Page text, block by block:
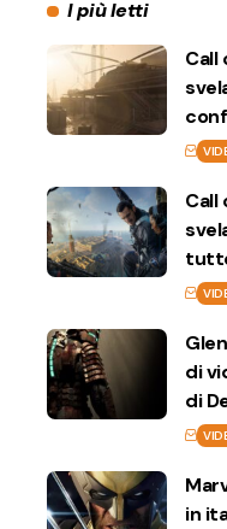
I più letti
Call
Call
di
di
in